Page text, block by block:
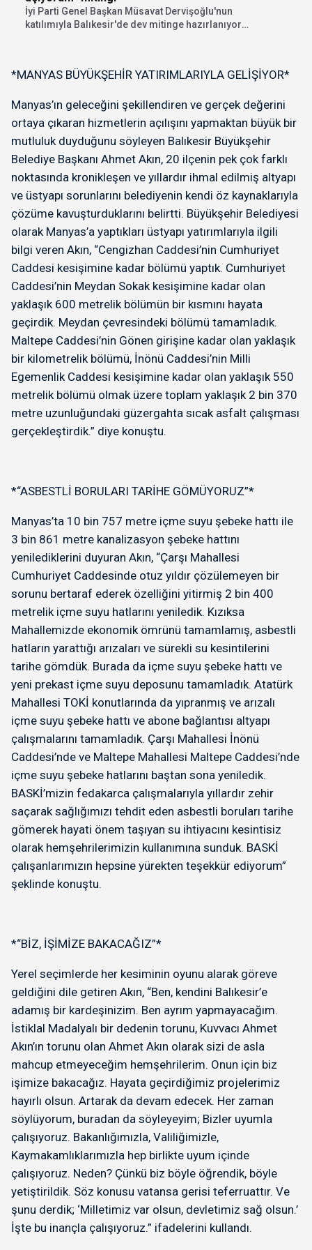
İyi Parti Genel Başkan Müsavat Dervişoğlu'nun
katılımıyla Balıkesir'de dev mitinge hazırlanıyor.
*MANYAS BÜYÜKŞEHİR YATIRIMLARIYLA GELİŞİYOR*
Manyas’ın geleceğini şekillendiren ve gerçek değerini
ortaya çıkaran hizmetlerin açılışını yapmaktan büyük bir
mutluluk duyduğunu söyleyen Balıkesir Büyükşehir
Belediye Başkanı Ahmet Akın, 20 ilçenin pek çok farklı
noktasında kronikleşen ve yıllardır ihmal edilmiş altyapı
ve üstyapı sorunlarını belediyenin kendi öz kaynaklarıyla
çözüme kavuşturduklarını belirtti. Büyükşehir Belediyesi
olarak Manyas’a yaptıkları üstyapı yatırımlarıyla ilgili
bilgi veren Akın, “Cengizhan Caddesi’nin Cumhuriyet
Caddesi kesişimine kadar bölümü yaptık. Cumhuriyet
Caddesi’nin Meydan Sokak kesişimine kadar olan
yaklaşık 600 metrelik bölümün bir kısmını hayata
geçirdik. Meydan çevresindeki bölümü tamamladık.
Maltepe Caddesi’nin Gönen girişine kadar olan yaklaşık
bir kilometrelik bölümü, İnönü Caddesi’nin Milli
Egemenlik Caddesi kesişimine kadar olan yaklaşık 550
metrelik bölümü olmak üzere toplam yaklaşık 2 bin 370
metre uzunluğundaki güzergahta sıcak asfalt çalışması
gerçekleştirdik.” diye konuştu.
*“ASBESTLİ BORULARI TARİHE GÖMÜYORUZ”*
Manyas’ta 10 bin 757 metre içme suyu şebeke hattı ile
3 bin 861 metre kanalizasyon şebeke hattını
yenilediklerini duyuran Akın, “Çarşı Mahallesi
Cumhuriyet Caddesinde otuz yıldır çözülemeyen bir
sorunu bertaraf ederek özelliğini yitirmiş 2 bin 400
metrelik içme suyu hatlarını yeniledik. Kızıksa
Mahallemizde ekonomik ömrünü tamamlamış, asbestli
hatların yarattığı arızaları ve sürekli su kesintilerini
tarihe gömdük. Burada da içme suyu şebeke hattı ve
yeni prekast içme suyu deposunu tamamladık. Atatürk
Mahallesi TOKİ konutlarında da yıpranmış ve arızalı
içme suyu şebeke hattı ve abone bağlantısı altyapı
çalışmalarını tamamladık. Çarşı Mahallesi İnönü
Caddesi’nde ve Maltepe Mahallesi Maltepe Caddesi’nde
içme suyu şebeke hatlarını baştan sona yeniledik.
BASKİ’mizin fedakarca çalışmalarıyla yıllardır zehir
saçarak sağlığımızı tehdit eden asbestli boruları tarihe
gömerek hayati önem taşıyan su ihtiyacını kesintisiz
olarak hemşehrilerimizin kullanımına sunduk. BASKİ
çalışanlarımızın hepsine yürekten teşekkür ediyorum”
şeklinde konuştu.
*“BİZ, İŞİMİZE BAKACAĞIZ”*
Yerel seçimlerde her kesiminin oyunu alarak göreve
geldiğini dile getiren Akın, “Ben, kendini Balıkesir’e
adamış bir kardeşinizim. Ben ayrım yapmayacağım.
İstiklal Madalyalı bir dedenin torunu, Kuvvacı Ahmet
Akın’ın torunu olan Ahmet Akın olarak sizi de asla
mahcup etmeyeceğim hemşehrilerim. Onun için biz
işimize bakacağız. Hayata geçirdiğimiz projelerimiz
hayırlı olsun. Artarak da devam edecek. Her zaman
söylüyorum, buradan da söyleyeyim; Bizler uyumla
çalışıyoruz. Bakanlığımızla, Valiliğimizle,
Kaymakamlıklarımızla hep birlikte uyum içinde
çalışıyoruz. Neden? Çünkü biz böyle öğrendik, böyle
yetiştirildik. Söz konusu vatansa gerisi teferruattır. Ve
şunu derdik; ‘Milletimiz var olsun, devletimiz sağ olsun.’
İşte bu inançla çalışıyoruz.” ifadelerini kullandı.